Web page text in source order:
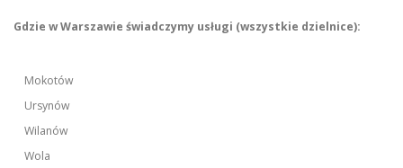
Gdzie w Warszawie świadczymy usługi (wszystkie dzielnice):
Mokotów
Ursynów
Wilanów
Wola